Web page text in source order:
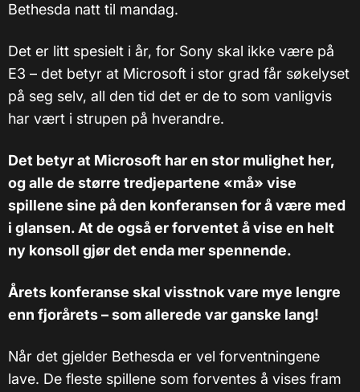
Bethesda natt til mandag.
Det er litt spesielt i år, for Sony skal ikke være på
E3 – det betyr at Microsoft i stor grad får søkelyset
på seg selv, all den tid det er de to som vanligvis
har vært i strupen på hverandre.
Det betyr at Microsoft har en stor mulighet her,
og alle de større tredjepartene «må» vise
spillene sine på den konferansen for å være med
i glansen. At de også er forventet å vise en helt
ny konsoll gjør det enda mer spennende.
Årets konferanse skal visstnok vare mye lengre
enn fjorårets – som allerede var ganske lang!
Når det gjelder Bethesda er vel forventningene
lave. De fleste spillene som forventes å vises fram